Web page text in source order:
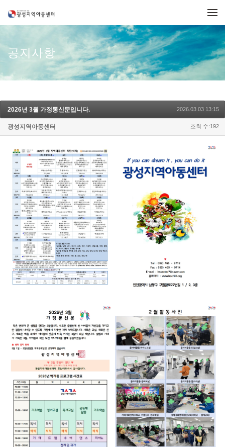
공지사항
2026년 3월 가정통신문입니다. 2026.03.03 13:15
광성지역아동센터 조회 수:192